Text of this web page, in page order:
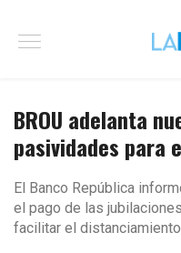
BROU adelanta
pasividades para
El Banco República
el pago de las
facilitar el